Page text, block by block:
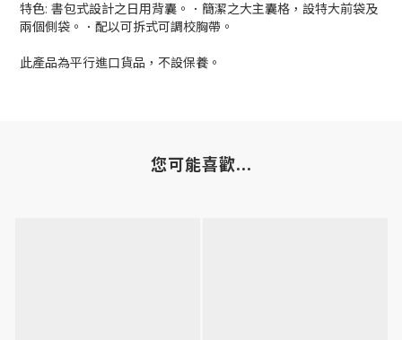
特色: 書包式設計之日用背囊。．簡潔之大主囊格，設特大前袋及
兩個側袋。．配以可拆式可調校胸帶。
此產品為平行進口貨品，不設保養。
您可能喜歡...